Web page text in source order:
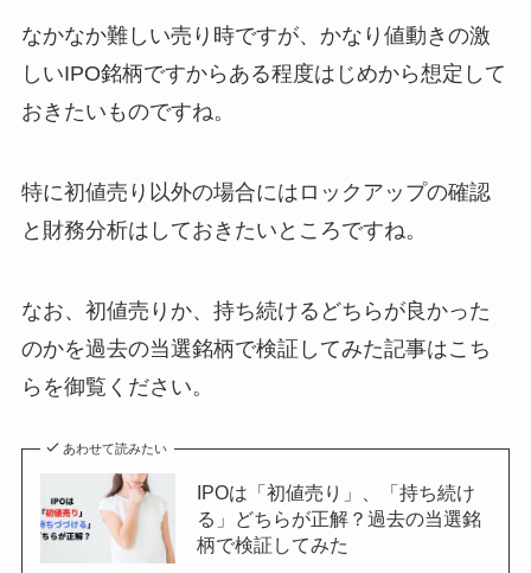
なかなか難しい売り時ですが、かなり値動きの激
しいIPO銘柄ですからある程度はじめから想定して
おきたいものですね。
特に初値売り以外の場合にはロックアップの確認
と財務分析はしておきたいところですね。
なお、初値売りか、持ち続けるどちらが良かった
のかを過去の当選銘柄で検証してみた記事はこち
らを御覧ください。
あわせて読みたい
IPOは「初値売り」、「持ち続け
る」どちらが正解？過去の当選銘
柄で検証してみた